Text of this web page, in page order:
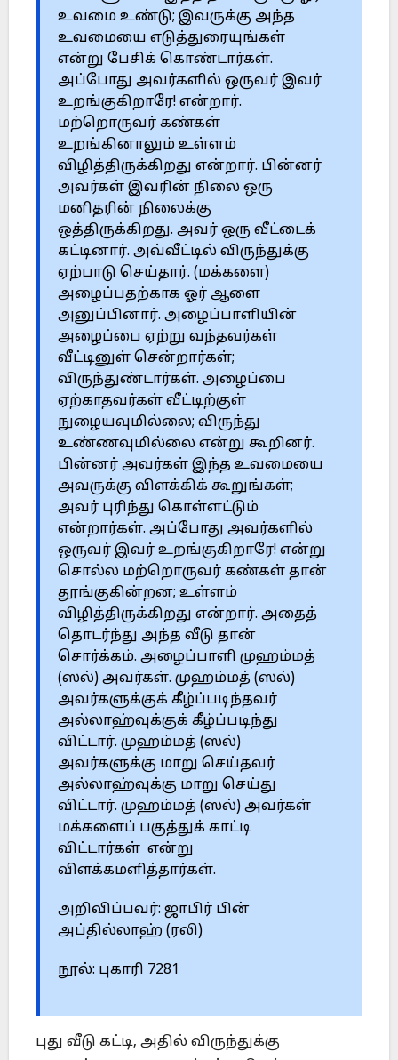
உவமை உண்டு; இவருக்கு அந்த
உவமையை எடுத்துரையுங்கள்
என்று பேசிக் கொண்டார்கள்.
அப்போது அவர்களில் ஒருவர் இவர்
உறங்குகிறாரே! என்றார்.
மற்றொருவர் கண்கள்
உறங்கினாலும் உள்ளம்
விழித்திருக்கிறது என்றார். பின்னர்
அவர்கள் இவரின் நிலை ஒரு
மனிதரின் நிலைக்கு
ஒத்திருக்கிறது. அவர் ஒரு வீட்டைக்
கட்டினார். அவ்வீட்டில் விருந்துக்கு
ஏற்பாடு செய்தார். (மக்களை)
அழைப்பதற்காக ஓர் ஆளை
அனுப்பினார். அழைப்பாளியின்
அழைப்பை ஏற்று வந்தவர்கள்
வீட்டினுள் சென்றார்கள்;
விருந்துண்டார்கள். அழைப்பை
ஏற்காதவர்கள் வீட்டிற்குள்
நுழையவுமில்லை; விருந்து
உண்ணவுமில்லை என்று கூறினர்.
பின்னர் அவர்கள் இந்த உவமையை
அவருக்கு விளக்கிக் கூறுங்கள்;
அவர் புரிந்து கொள்ளட்டும்
என்றார்கள். அப்போது அவர்களில்
ஒருவர் இவர் உறங்குகிறாரே! என்று
சொல்ல மற்றொருவர் கண்கள் தான்
தூங்குகின்றன; உள்ளம்
விழித்திருக்கிறது என்றார். அதைத்
தொடர்ந்து அந்த வீடு தான்
சொர்க்கம். அழைப்பாளி முஹம்மத்
(ஸல்) அவர்கள். முஹம்மத் (ஸல்)
அவர்களுக்குக் கீழ்ப்படிந்தவர்
அல்லாஹ்வுக்குக் கீழ்ப்படிந்து
விட்டார். முஹம்மத் (ஸல்)
அவர்களுக்கு மாறு செய்தவர்
அல்லாஹ்வுக்கு மாறு செய்து
விட்டார். முஹம்மத் (ஸல்) அவர்கள்
மக்களைப் பகுத்துக் காட்டி
விட்டார்கள் என்று
விளக்கமளித்தார்கள்.
அறிவிப்பவர்: ஜாபிர் பின்
அப்தில்லாஹ் (ரலி)
நூல்: புகாரி 7281
புது வீடு கட்டி, அதில் விருந்துக்கு